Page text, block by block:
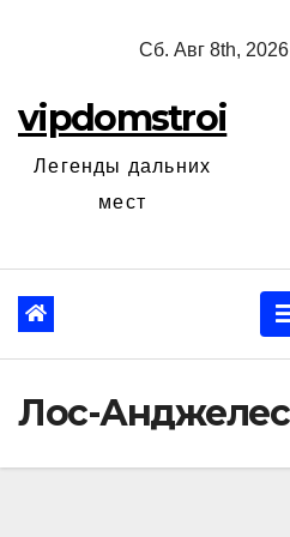
Сб. Авг 8th, 2026
vipdomstroi
Легенды дальних
мест
Лос-Анджелес